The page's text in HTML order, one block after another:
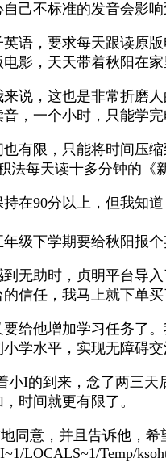
己不标准的发音会影
语，要求每天跟读原
影，天天带着秋阳在家
说，这也是非常折磨
，一个小时，只能学
有限，只能将时间压
法每天读十多分钟的《
在90分以上，但我知
级下学期要给秋阳报
无助时，贞明平台导
信任，我马上就下单买
给他增加学习任务了
学水平，实现无障碍
小I的到来，念了两三
时间就更有限了。
同意，并且告诉他，希
LOCALS~1/Temp/